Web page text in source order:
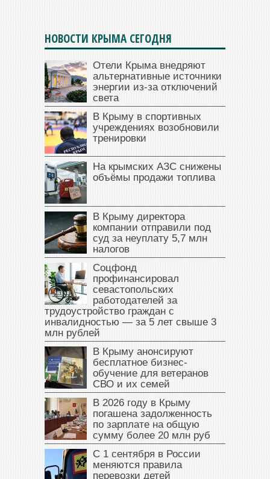
НОВОСТИ КРЫМА СЕГОДНЯ
Отели Крыма внедряют
альтернативные источники
энергии из-за отключений
света
В Крыму в спортивных
учреждениях возобновили
тренировки
На крымских АЗС снижены
объёмы продажи топлива
В Крыму директора
компании отправили под
суд за неуплату 5,7 млн
налогов
Соцфонд
профинансировал
севастопольских
работодателей за
трудоустройство граждан с
инвалидностью — за 5 лет свыше 3
млн рублей
В Крыму анонсируют
бесплатное бизнес-
обучение для ветеранов
СВО и их семей
В 2026 году в Крыму
погашена задолженность
по зарплате на общую
сумму более 20 млн руб
С 1 сентября в России
меняются правила
перевозки детей